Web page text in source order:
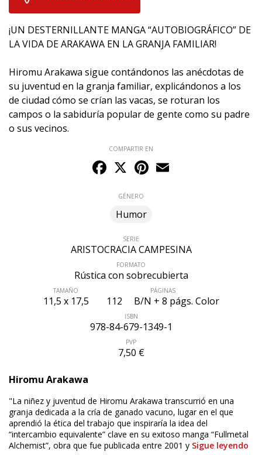
¡UN DESTERNILLANTE MANGA “AUTOBIOGRÁFICO” DE
LA VIDA DE ARAKAWA EN LA GRANJA FAMILIAR!
Hiromu Arakawa sigue contándonos las anécdotas de
su juventud en la granja familiar, explicándonos a los
de ciudad cómo se crían las vacas, se roturan los
campos o la sabiduría popular de gente como su padre
o sus vecinos.
COMPARTIR EN
Facebook
X Pinterest
GÉNERO
Humor
SERIE
ARISTOCRACIA CAMPESINA
FORMATO
Rústica con sobrecubierta
TAMAÑO
11,5 x 17,5
PÁGINAS
112 B/N + 8 págs. Color
ISBN
978-84-679-1349-1
PVP
7,50 €
Hiromu Arakawa
"La niñez y juventud de Hiromu Arakawa transcurrió en una
granja dedicada a la cría de ganado vacuno, lugar en el que
aprendió la ética del trabajo que inspiraría la idea del
“intercambio equivalente” clave en su exitoso manga “Fullmetal
Alchemist”, obra que fue publicada entre 2001 y Sigue leyendo